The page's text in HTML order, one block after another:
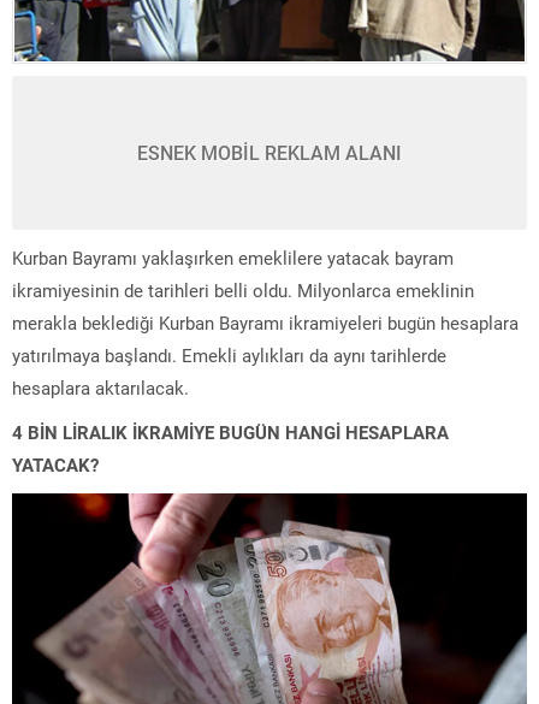
ESNEK MOBİL REKLAM ALANI
Kurban Bayramı yaklaşırken emeklilere yatacak bayram
ikramiyesinin de tarihleri belli oldu. Milyonlarca emeklinin
merakla beklediği Kurban Bayramı ikramiyeleri bugün hesaplara
yatırılmaya başlandı. Emekli aylıkları da aynı tarihlerde
hesaplara aktarılacak.
4 BİN LİRALIK İKRAMİYE BUGÜN HANGİ HESAPLARA
YATACAK?